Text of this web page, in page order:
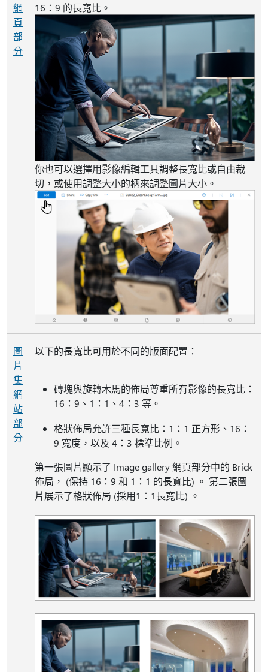
網
頁
部
分
16：9 的長寬比。
你也可以選擇用影像編輯工具調整長寬比或自由裁
切，或使用調整大小的柄來調整圖片大小。
圖
片
集
網
站
部
分
以下的長寬比可用於不同的版面配置：
磚塊與旋轉木馬的佈局尊重所有影像的長寬比：
16：9、1：1、4：3 等。
格狀佈局允許三種長寬比：1：1 正方形、16：
9 寬度，以及 4：3 標準比例。
第一張圖片顯示了 Image gallery 網頁部分中的 Brick
佈局， (保持 16：9 和 1：1 的長寬比) 。 第二張圖
片展示了格狀佈局 (採用1：1長寬比) 。